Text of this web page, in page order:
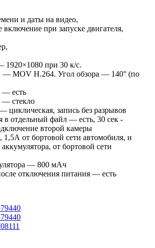
и даты на видео,
включение при запуске двигателя,
1920×1080 при 30 к/с.
— MOV H.264. Угол обзора — 140° (по
есть
— стекло
циклическая, запись без разрывов
в отдельный файл — есть, 30 сек -
второй камеры
от бортовой сети автомобиля, и
от бортовой сети
— 800 мАч
отключения питания — есть